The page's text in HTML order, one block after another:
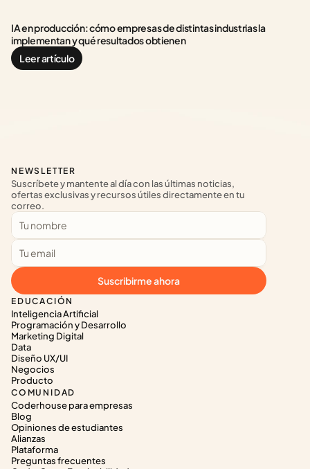
IA en producción: cómo empresas de distintas industrias la
implementan y qué resultados obtienen
Leer artículo
EDUCACIÓN
Inteligencia Artificial
Programación y Desarrollo
Marketing Digital
Data
Diseño UX/UI
Negocios
Producto
COMUNIDAD
Coderhouse para empresas
Blog
Opiniones de estudiantes
Alianzas
Plataforma
Preguntas frecuentes
NEWSLETTER
Suscríbete y mantente al día con las últimas noticias,
ofertas exclusivas y recursos útiles directamente en tu
correo.
Suscribirme ahora